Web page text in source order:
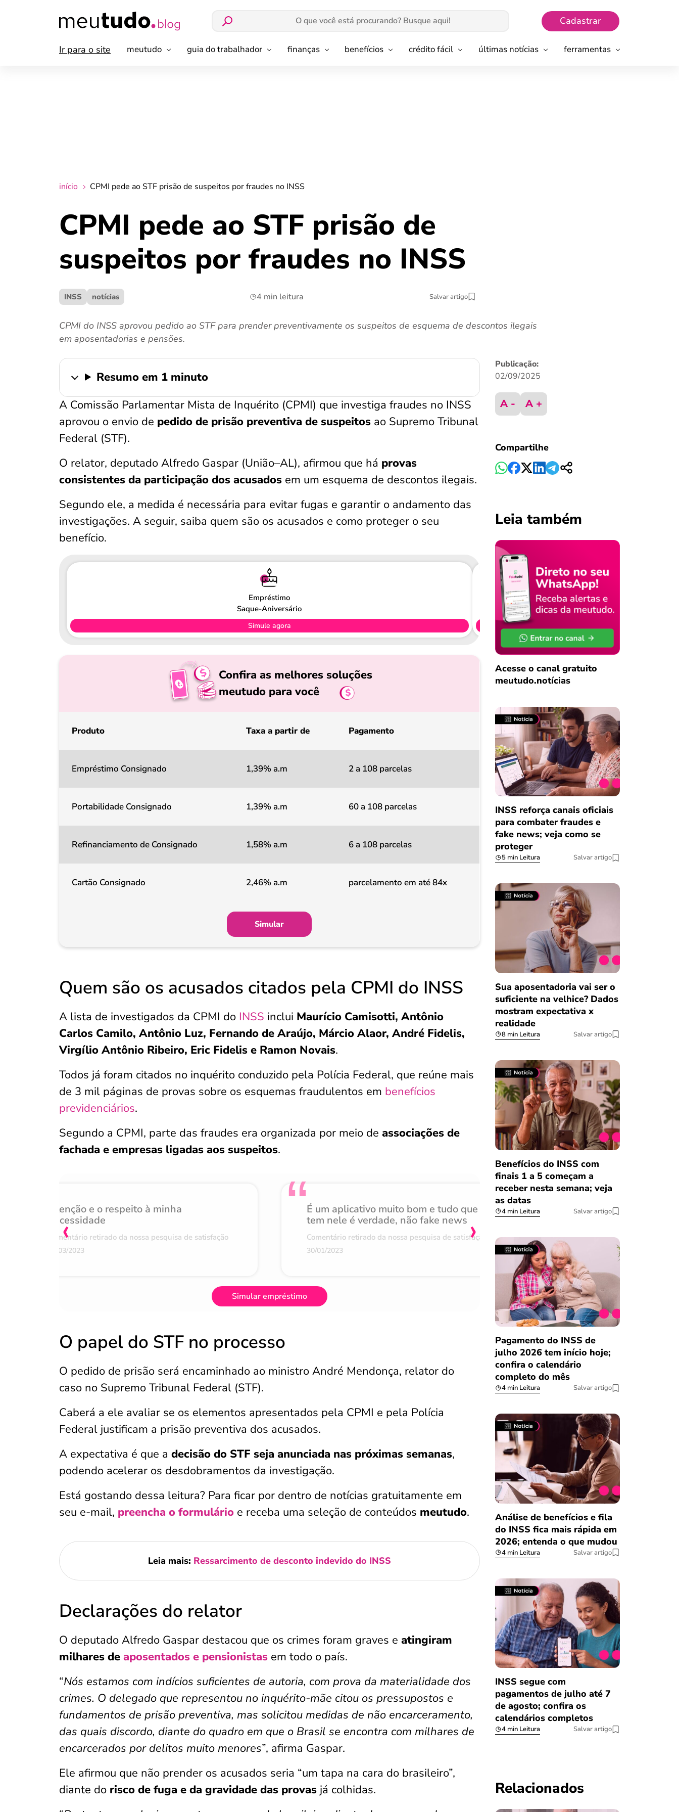
Cadastrar
Ir para o site meutudo guia do trabalhador finanças benefícios crédito fácil últimas notícias ferramentas
início CPMI pede ao STF prisão de suspeitos por fraudes no INSS
CPMI pede ao STF prisão de
suspeitos por fraudes no INSS
INSS notícias 4 min leitura Salvar artigo
CPMI do INSS aprovou pedido ao STF para prender preventivamente os suspeitos de esquema de descontos ilegais
em aposentadorias e pensões.
Resumo em 1 minuto
A Comissão Parlamentar Mista de Inquérito (CPMI) que investiga fraudes no INSS
aprovou o envio de pedido de prisão preventiva de suspeitos ao Supremo Tribunal
Federal (STF).
O relator, deputado Alfredo Gaspar (União–AL), afirmou que há provas
consistentes da participação dos acusados em um esquema de descontos ilegais.
Segundo ele, a medida é necessária para evitar fugas e garantir o andamento das
investigações. A seguir, saiba quem são os acusados e como proteger o seu
benefício.
Empréstimo
Saque-Aniversário
Simule agora
Confira as melhores soluções
meutudo para você
Produto Taxa a partir de Pagamento
Empréstimo Consignado 1,39% a.m 2 a 108 parcelas
Portabilidade Consignado 1,39% a.m 60 a 108 parcelas
Refinanciamento de Consignado 1,58% a.m 6 a 108 parcelas
Cartão Consignado 2,46% a.m parcelamento em até 84x
Simular
Quem são os acusados citados pela CPMI do INSS
A lista de investigados da CPMI do INSS inclui Maurício Camisotti, Antônio
Carlos Camilo, Antônio Luz, Fernando de Araújo, Márcio Alaor, André Fidelis,
Virgílio Antônio Ribeiro, Eric Fidelis e Ramon Novais.
Todos já foram citados no inquérito conduzido pela Polícia Federal, que reúne mais
de 3 mil páginas de provas sobre os esquemas fraudulentos em benefícios
previdenciários.
Segundo a CPMI, parte das fraudes era organizada por meio de associações de
fachada e empresas ligadas aos suspeitos.
Atenção e o respeito à minha
necessidade
Comentário retirado da nossa pesquisa de satisfação
07/03/2023
É um aplicativo muito bom e tudo que
tem nele é verdade, não fake news
Comentário retirado da nossa pesquisa de satisfação
30/01/2023
Achei muito rápido,
Comentário retirado da nossa
08/03/2023
‹ ›
Simular empréstimo
O papel do STF no processo
O pedido de prisão será encaminhado ao ministro André Mendonça, relator do
caso no Supremo Tribunal Federal (STF).
Caberá a ele avaliar se os elementos apresentados pela CPMI e pela Polícia
Federal justificam a prisão preventiva dos acusados.
A expectativa é que a decisão do STF seja anunciada nas próximas semanas,
podendo acelerar os desdobramentos da investigação.
Está gostando dessa leitura? Para ficar por dentro de notícias gratuitamente em
seu e-mail, preencha o formulário e receba uma seleção de conteúdos meutudo.
Leia mais: Ressarcimento de desconto indevido do INSS
Declarações do relator
O deputado Alfredo Gaspar destacou que os crimes foram graves e atingiram
milhares de aposentados e pensionistas em todo o país.
“Nós estamos com indícios suficientes de autoria, com prova da materialidade dos
crimes. O delegado que representou no inquérito-mãe citou os pressupostos e
fundamentos de prisão preventiva, mas solicitou medidas de não encarceramento,
das quais discordo, diante do quadro em que o Brasil se encontra com milhares de
encarcerados por delitos muito menores”, afirma Gaspar.
Ele afirmou que não prender os acusados seria “um tapa na cara do brasileiro”,
diante do risco de fuga e da gravidade das provas já colhidas.
Publicação:
02/09/2025
A - A +
Compartilhe
Leia também
Acesse o canal gratuito
meutudo.notícias
INSS reforça canais oficiais
para combater fraudes e
fake news; veja como se
proteger
5 min Leitura Salvar artigo
Sua aposentadoria vai ser o
suficiente na velhice? Dados
mostram expectativa x
realidade
8 min Leitura Salvar artigo
Benefícios do INSS com
finais 1 a 5 começam a
receber nesta semana; veja
as datas
4 min Leitura Salvar artigo
Pagamento do INSS de
julho 2026 tem início hoje;
confira o calendário
completo do mês
4 min Leitura Salvar artigo
Análise de benefícios e fila
do INSS fica mais rápida em
2026; entenda o que mudou
4 min Leitura Salvar artigo
INSS segue com
pagamentos de julho até 7
de agosto; confira os
calendários completos
4 min Leitura Salvar artigo
Relacionados